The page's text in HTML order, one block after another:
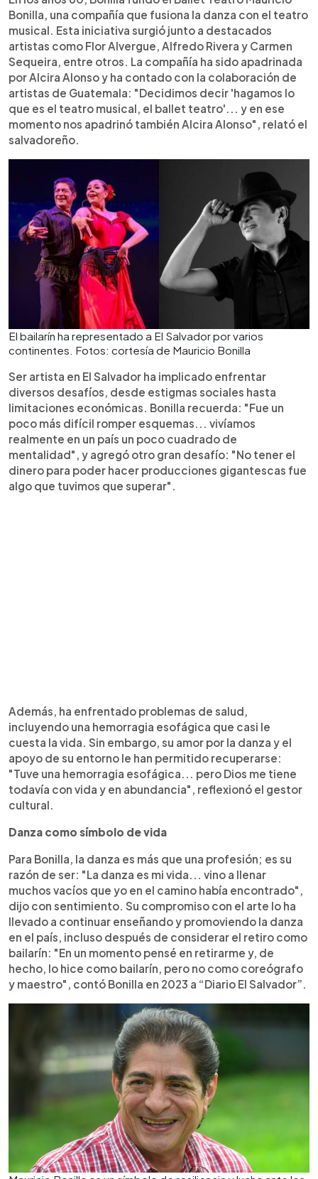
Bonilla, una compañía que fusiona la danza con el teatro
musical. Esta iniciativa surgió junto a destacados
artistas como Flor Alvergue, Alfredo Rivera y Carmen
Sequeira, entre otros. La compañía ha sido apadrinada
por Alcira Alonso y ha contado con la colaboración de
artistas de Guatemala: "Decidimos decir 'hagamos lo
que es el teatro musical, el ballet teatro'... y en ese
momento nos apadrinó también Alcira Alonso", relató el
salvadoreño.
El bailarín ha representado a El Salvador por varios
continentes. Fotos: cortesía de Mauricio Bonilla
Ser artista en El Salvador ha implicado enfrentar
diversos desafíos, desde estigmas sociales hasta
limitaciones económicas. Bonilla recuerda: "Fue un
poco más difícil romper esquemas... vivíamos
realmente en un país un poco cuadrado de
mentalidad", y agregó otro gran desafío: "No tener el
dinero para poder hacer producciones gigantescas fue
algo que tuvimos que superar".
Además, ha enfrentado problemas de salud,
incluyendo una hemorragia esofágica que casi le
cuesta la vida. Sin embargo, su amor por la danza y el
apoyo de su entorno le han permitido recuperarse:
"Tuve una hemorragia esofágica... pero Dios me tiene
todavía con vida y en abundancia", reflexionó el gestor
cultural.
Danza como símbolo de vida
Para Bonilla, la danza es más que una profesión; es su
razón de ser: "La danza es mi vida... vino a llenar
muchos vacíos que yo en el camino había encontrado",
dijo con sentimiento. Su compromiso con el arte lo ha
llevado a continuar enseñando y promoviendo la danza
en el país, incluso después de considerar el retiro como
bailarín: "En un momento pensé en retirarme y, de
hecho, lo hice como bailarín, pero no como coreógrafo
y maestro", contó Bonilla en 2023 a “Diario El Salvador”.